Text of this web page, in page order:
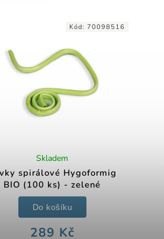
spirálové Hygoformig
BIO (100 ks) - zelené
Skladem
289 Kč
Do košíku
Kód:70098516